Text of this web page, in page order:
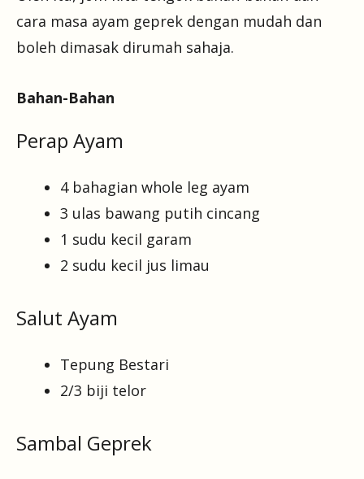
cara masa ayam geprek dengan mudah dan
boleh dimasak dirumah sahaja.
Bahan-Bahan
Perap Ayam
4 bahagian whole leg ayam
3 ulas bawang putih cincang
1 sudu kecil garam
2 sudu kecil jus limau
Salut Ayam
Tepung Bestari
2/3 biji telor
Sambal Geprek